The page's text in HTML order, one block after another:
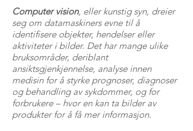
Computer vision, eller kunstig syn, dreier
seg om datamaskiners evne til å
identifisere objekter, hendelser eller
aktiviteter i bilder. Det har mange ulike
bruksområder, deriblant
ansiktsgjenkjennelse, analyse innen
medisin for å styrke prognoser, diagnoser
og behandling av sykdommer, og for
forbrukere – hvor en kan ta bilder av
produkter for å få mer informasjon.